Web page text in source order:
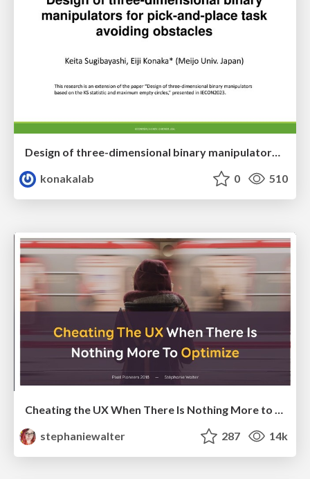
Design of three-dimensional binary manipulators for pick-and-place task avoiding obstacles (IECON2024)
konakalab
0 510
Cheating the UX When There Is Nothing More to Optimize - PixelPioneers
stephaniewalter
287 14k